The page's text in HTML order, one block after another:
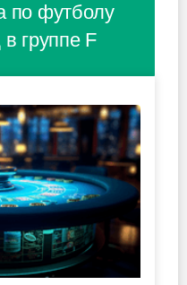
по футболу
группе F